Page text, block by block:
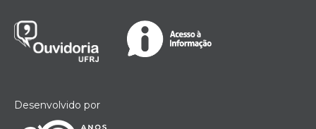
Desenvolvido por